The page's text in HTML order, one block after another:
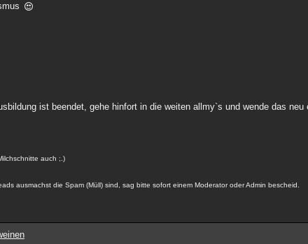
ist beendet, gehe hinfort in die weiten allmy`s und wende das
auch ;.)
ausmachst die Spam (Müll) sind, sag bitte sofort einem Moderator oder Admin bescheid.